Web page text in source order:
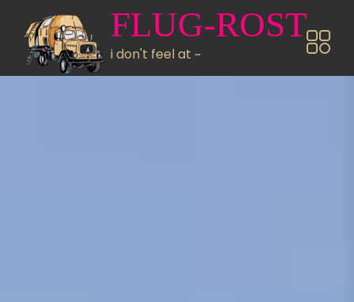
Direkt zum Inhalt FLUG-ROST
i don't feel at ~